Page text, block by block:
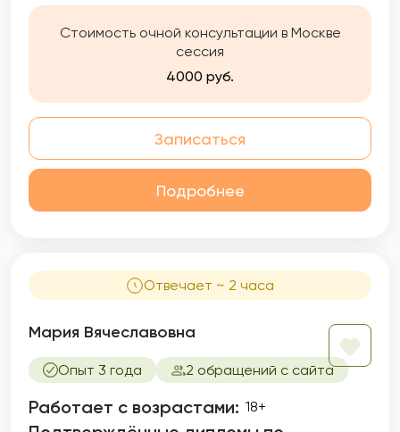
советов, предсказаний. Мой опыт
и профессиональный подход в терапии
научил меня доверять клиенту как главному
Стоимость очной консультации в Москве
сессия
4000 руб.
Записаться
Подробнее
Отвечает ~ 2 часа
Мария Вячеславовна
Опыт 3 года 2 обращений с сайта
Работает с возрастами: 18+